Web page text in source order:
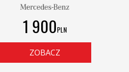
1 900PLN
ZOBACZ